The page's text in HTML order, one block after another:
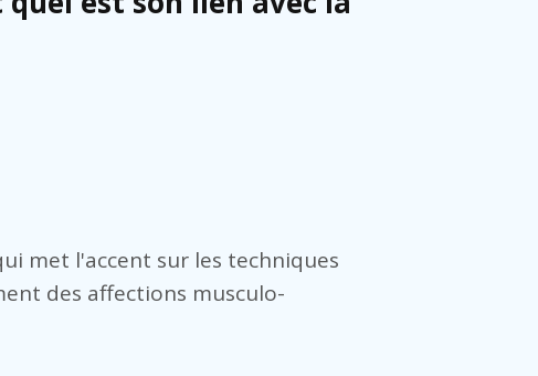
met l'accent sur les techniques
des affections musculo-